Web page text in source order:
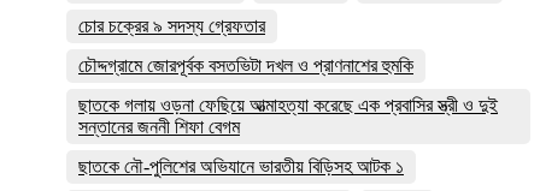
চোর চক্রের ৯ সদস্য গ্রেফতার
চৌদ্দগ্রামে জোরপূর্বক বসতভিটা দখল ও প্রাণনাশের হুমকি
ছাতকে গলায় ওড়না ফেছিয়ে আত্মাহত্যা করেছে এক প্রবাসির স্ত্রী ও দুই
সন্তানের জননী শিফা বেগম
ছাতকে নৌ-পুলিশের অভিযানে ভারতীয় বিড়িসহ আটক ১